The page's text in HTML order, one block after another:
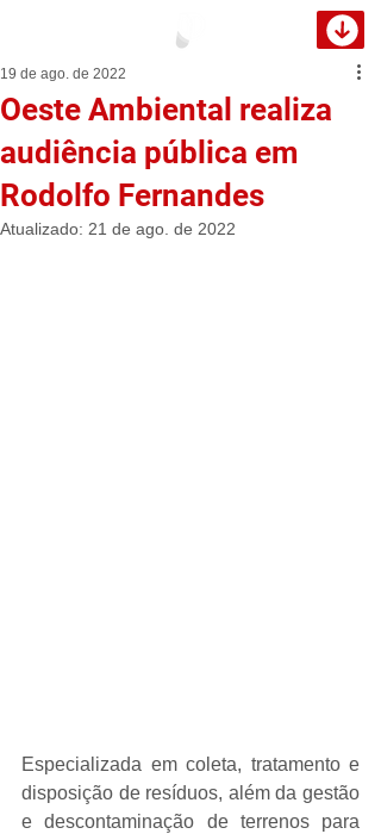
Oeste Ambiental realiza
audiência pública em
Rodolfo Fernandes
19 de ago. de 2022
Atualizado: 21 de ago. de 2022
Especializada em coleta, tratamento e
disposição de resíduos, além da gestão
e descontaminação de terrenos para